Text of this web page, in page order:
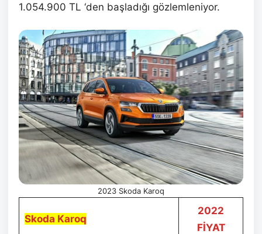
1.054.900 TL ‘den başladığı gözlemleniyor.
2023 Skoda Karoq
Skoda Karoq
2022
FİYAT